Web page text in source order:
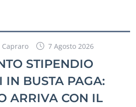
7 Agosto 2026
STIPENDIO
IN BUSTA PAGA:
ARRIVA CON IL